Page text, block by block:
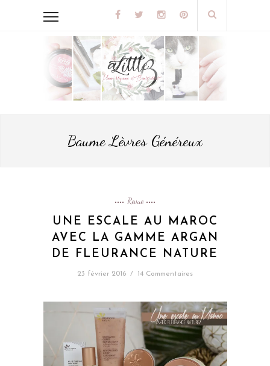
Baume Lèvres Généreux
Revue
UNE ESCALE AU MAROC
AVEC LA GAMME ARGAN
DE FLEURANCE NATURE
23 février 2016 / 14 Commentaires